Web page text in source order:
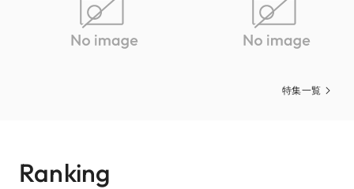
特集一覧
Ranking